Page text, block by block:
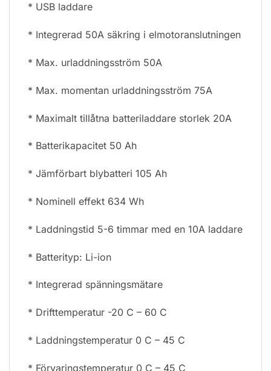
* USB laddare
* Integrerad 50A säkring i elmotoranslutningen
* Max. urladdningsström 50A
* Max. momentan urladdningsström 75A
* Maximalt tillåtna batteriladdare storlek 20A
* Batterikapacitet 50 Ah
* Jämförbart blybatteri 105 Ah
* Nominell effekt 634 Wh
* Laddningstid 5-6 timmar med en 10A laddare
* Batterityp: Li-ion
* Integrerad spänningsmätare
* Drifttemperatur -20 C – 60 C
* Laddningstemperatur 0 C – 45 C
* Förvaringstemperatur 0 C – 45 C